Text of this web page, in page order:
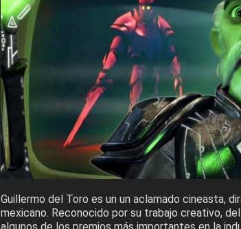
Guillermo del Toro es un un aclamado cineasta,
mexicano. Reconocido por su trabajo creativo,